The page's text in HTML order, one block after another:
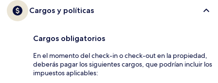
Cargos y políticas
Cargos obligatorios
En el momento del check-in o check-out en la propiedad,
deberás pagar los siguientes cargos, que podrían incluir los
impuestos aplicables: